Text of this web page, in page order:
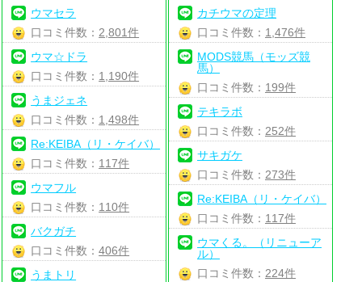
ウマセラ
口コミ件数： 2,801件
ウマ☆ドラ
口コミ件数： 1,190件
うまジェネ
口コミ件数： 1,498件
Re:KEIBA（リ・ケイバ）
口コミ件数： 117件
ウマフル
口コミ件数： 110件
バクガチ
口コミ件数：406件
うまトリ
カチウマの定理
口コミ件数： 1,476件
MODS競馬（モッズ競
馬）
口コミ件数： 199件
テキラボ
口コミ件数： 252件
サキガケ
口コミ件数： 273件
Re:KEIBA（リ・ケイバ）
口コミ件数： 117件
ウマくる。（リニューア
ル）
口コミ件数： 224件